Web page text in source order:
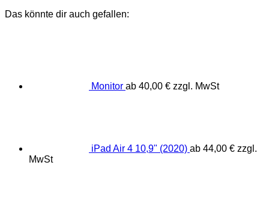
Das könnte dir auch gefallen:
Monitor ab 40,00 € zzgl. MwSt
iPad Air 4 10,9" (2020) ab 44,00 € zzgl.
MwSt